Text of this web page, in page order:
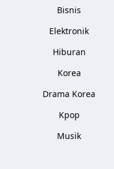
Bisnis
Elektronik
Hiburan
Korea
Drama Korea
Kpop
Musik